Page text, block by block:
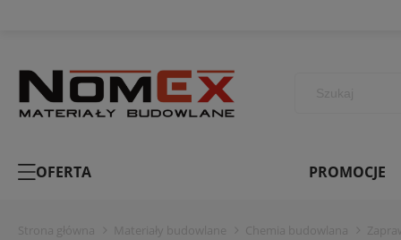
OFERTA PROMOCJE
Strona główna Materiały budowlane Chemia budowlana